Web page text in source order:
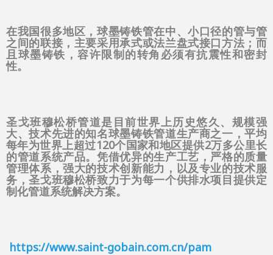
在我国很多地区，球墨铸铁管在中、小口径的管与管
之间的联接，主要采用承式或法兰盘式接口方法；而
且球墨铸铁，容许限制的转角必须有抗震性和密封
性。
圣戈班穆松桥管道是目前世界上历史悠久、规模强
大、技术先进的知名球墨铸铁管道生产商之一，平均
每年为世界上超过120个国家和地区提供2万多公里长
的管道系统产品。凭借优异的生产工艺，严格的质量
管理体系，强大的技术创新能力，以及专业的技术服
务，圣戈班穆松桥致力于为每一个供排水项目提供定
制化管道系统解决方案。
https://www.saint-gobain.com.cn/pam